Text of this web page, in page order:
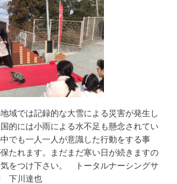
域では記録的な大雪による災害が発生し
的には小雨による水不足も懸念されてい
でも一人一人が意識した行動をする事
たれます。まだまだ寒い日が続きますの
をつけ下さい。 トータルナーシングサ
下川達也